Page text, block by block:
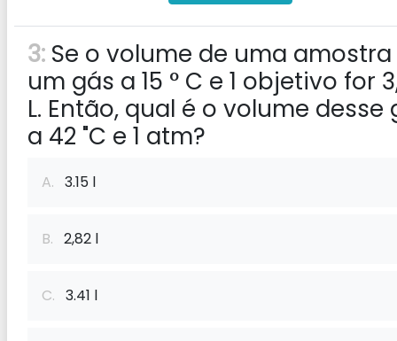
3: Se o volume de uma
um gás a 15 ° C e 1 objetivo for
L. Então, qual é o volume desse
a 42 "C e 1 atm?
A. 3.15 l
B. 2,82 l
C. 3.41 l